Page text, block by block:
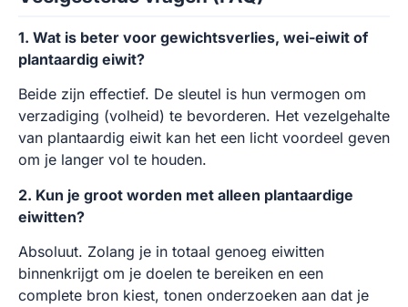
1. Wat is beter voor gewichtsverlies, wei-eiwit of
plantaardig eiwit?
Beide zijn effectief. De sleutel is hun vermogen om
verzadiging (volheid) te bevorderen. Het vezelgehalte
van plantaardig eiwit kan het een licht voordeel geven
om je langer vol te houden.
2. Kun je groot worden met alleen plantaardige
eiwitten?
Absoluut. Zolang je in totaal genoeg eiwitten
binnenkrijgt om je doelen te bereiken en een
complete bron kiest, tonen onderzoeken aan dat je